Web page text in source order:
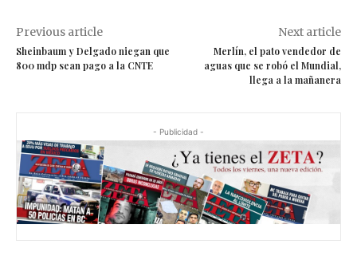
Previous article
Sheinbaum y Delgado niegan que
800 mdp sean pago a la CNTE
Next article
Merlín, el pato vendedor de
aguas que se robó el Mundial,
llega a la mañanera
- Publicidad -